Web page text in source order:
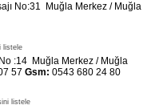
No:31 Muğla Merkez / Muğla
listele
:14 Muğla Merkez / Muğla
57 Gsm: 0543 680 24 80
listele